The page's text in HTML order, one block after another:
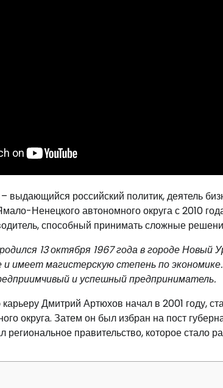
– выдающийся российский политик, деятель
Ненецкого автономного округа с 2010
способный принимать сложные
13 октября 1967 года в городе Новый
имеет магистерскую степень по
и успешный предприниматель.
Дмитрий Артюхов начал в 2001 году,
округа. Затем он был избран на пост
региональное правительство, которое стало